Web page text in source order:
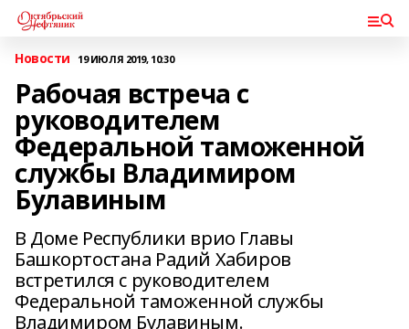
Новости 19 ИЮЛЯ 2019, 10:30
Рабочая встреча с
руководителем
Федеральной таможенной
службы Владимиром
Булавиным
В Доме Республики врио Главы
Башкортостана Радий Хабиров
встретился с руководителем
Федеральной таможенной службы
Владимиром Булавиным.